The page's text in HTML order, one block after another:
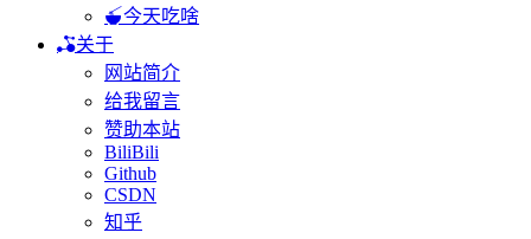
今天吃啥
关于
网站简介
给我留言
赞助本站
BiliBili
Github
CSDN
知乎